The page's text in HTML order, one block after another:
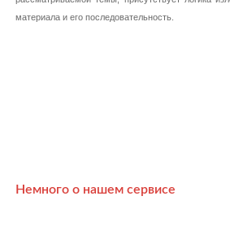
материала и его последовательность.
Немного о нашем сервисе